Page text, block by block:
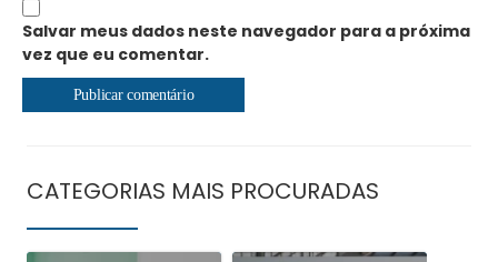
Salvar meus dados neste navegador para a próxima
vez que eu comentar.
CATEGORIAS MAIS PROCURADAS